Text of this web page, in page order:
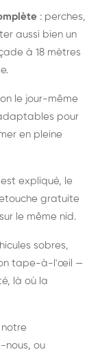
: perches,
aussi bien un
à 18 mètres
le jour-même
pour
en pleine
expliqué, le
gratuite
le même nid.
sobres,
tape-à-l'œil —
là où la
notre
nous, ou